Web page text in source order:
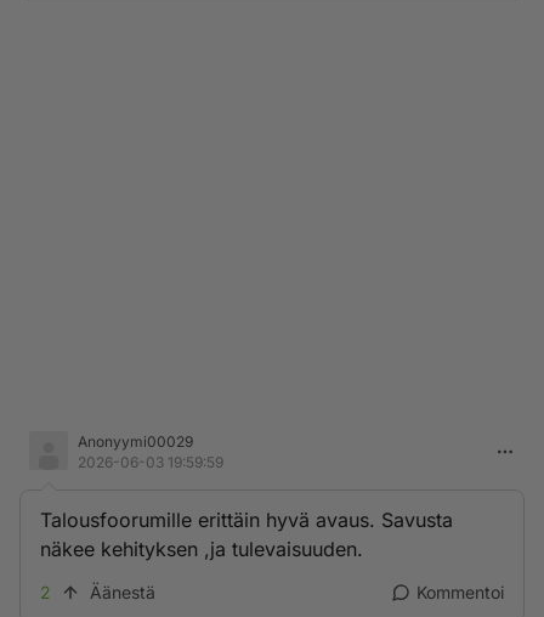
Anonyymi00029
2026-06-03 19:59:59
Talousfoorumille erittäin hyvä avaus. Savusta
näkee kehityksen ,ja tulevaisuuden.
2 Äänestä Kommentoi